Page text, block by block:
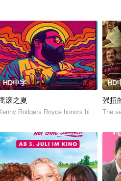
面觀，其中「Truth orDare」大膽遊戲更
陷入财务困境，她答应为挚友雅斯敏牵
HD中字 3.0
滚之夏
Rodgers Royce honors his late
HD
强扭
The